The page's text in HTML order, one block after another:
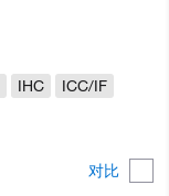
对比
IHC
ICC/IF